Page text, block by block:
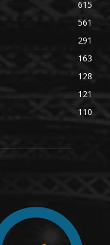
615
561
291
163
128
121
110